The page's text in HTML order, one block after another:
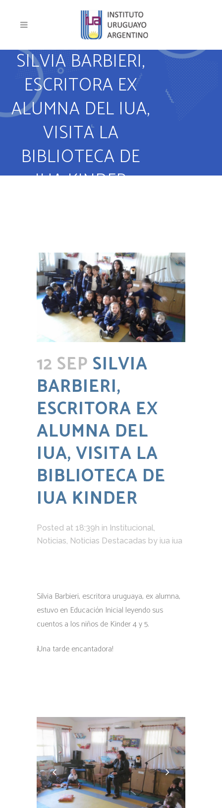
SILVIA BARBIERI,
ESCRITORA EX
ALUMNA DEL IUA,
VISITA LA
BIBLIOTECA DE
IUA KINDER
12 SEP SILVIA
BARBIERI,
ESCRITORA EX
ALUMNA DEL
IUA, VISITA LA
BIBLIOTECA DE
IUA KINDER
Posted at 18:39h in Institucional,
Noticias, Noticias Destacadas by iua iua
Silvia Barbieri, escritora uruguaya, ex alumna,
estuvo en Educación Inicial leyendo sus
cuentos a los niños de Kinder 4 y 5.
¡Una tarde encantadora!